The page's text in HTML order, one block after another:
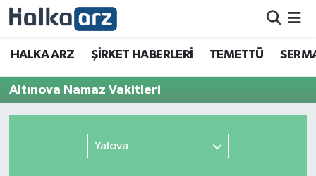
HALKA ARZ ŞİRKET HABERLERİ TEMETTÜ
Altınova Namaz Vakitleri
Yalova
HALKA ARZ
SERMAYE ARTIRIMI
TEMETTÜ